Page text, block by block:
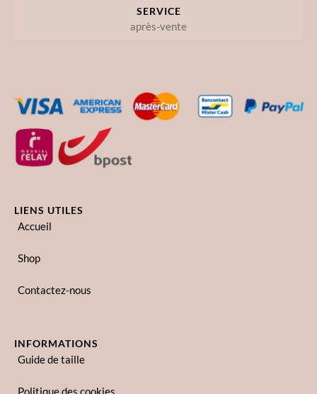
SERVICE
après-vente
LIENS UTILES
Accueil
Shop
Contactez-nous
INFORMATIONS
Guide de taille
Politique des cookies